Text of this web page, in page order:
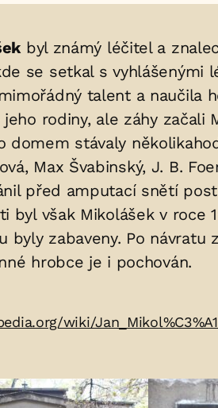
byl známý léčitel a
se setkal s vyhlášenými
talent a naučila
rodiny, ale záhy
domem stávaly
Max Švabinský, J. B.
před amputací snětí
byl však Mikolášek v
byly zabaveny. Po
hrobce je i pochován.
wiki/